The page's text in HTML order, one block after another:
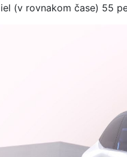
(v rovnakom čase) 55